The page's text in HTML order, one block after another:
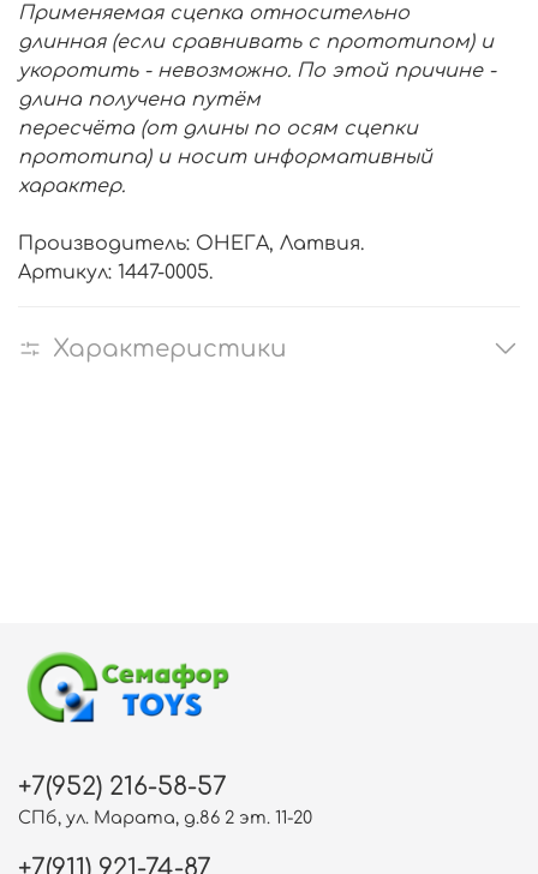
Применяемая сцепка относительно
длинная (если сравнивать с прототипом) и
укоротить - невозможно. По этой причине -
длина получена путём
пересчёта (от длины по осям сцепки
прототипа) и носит информативный
характер.
Производитель: ОНЕГА, Латвия.
Артикул: 1447-0005.
Характеристики
+7(952) 216-58-57
СПб, ул. Марата, д.86 2 эт. 11-20
+7(911) 921-74-87